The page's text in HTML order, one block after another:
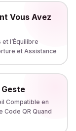
Vous Avez
l’Équilibre
et Assistance
Compatible en
Code QR Quand